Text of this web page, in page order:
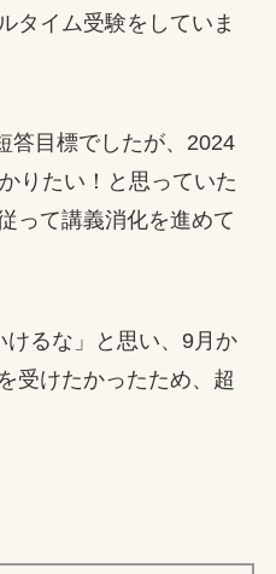
タイム受験をしていま
答目標でしたが、2024
りたい！と思っていた
って講義消化を進めて
るな」と思い、9月か
受けたかったため、超